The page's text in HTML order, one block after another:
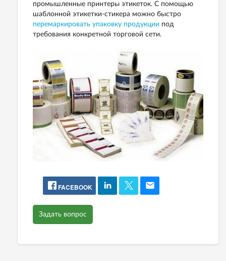
промышленные принтеры этикеток. С помощью
шаблонной этикетки-стикера можно быстро
перемаркировать упаковку продукции под
требования конкретной торговой сети.
FACEBOOK
Задать вопрос